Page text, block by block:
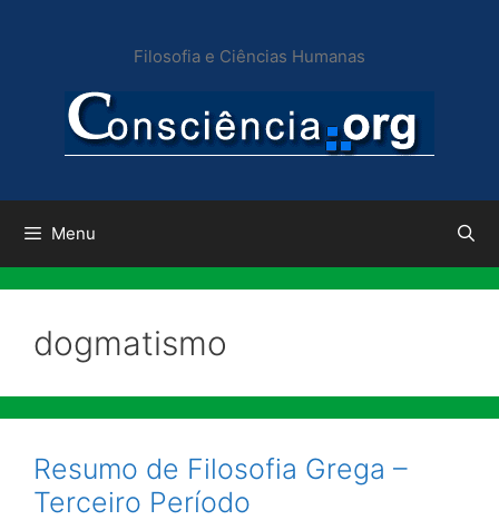
conteúdo
Filosofia e Ciências Humanas
Menu
dogmatismo
Resumo de Filosofia Grega –
Terceiro Período